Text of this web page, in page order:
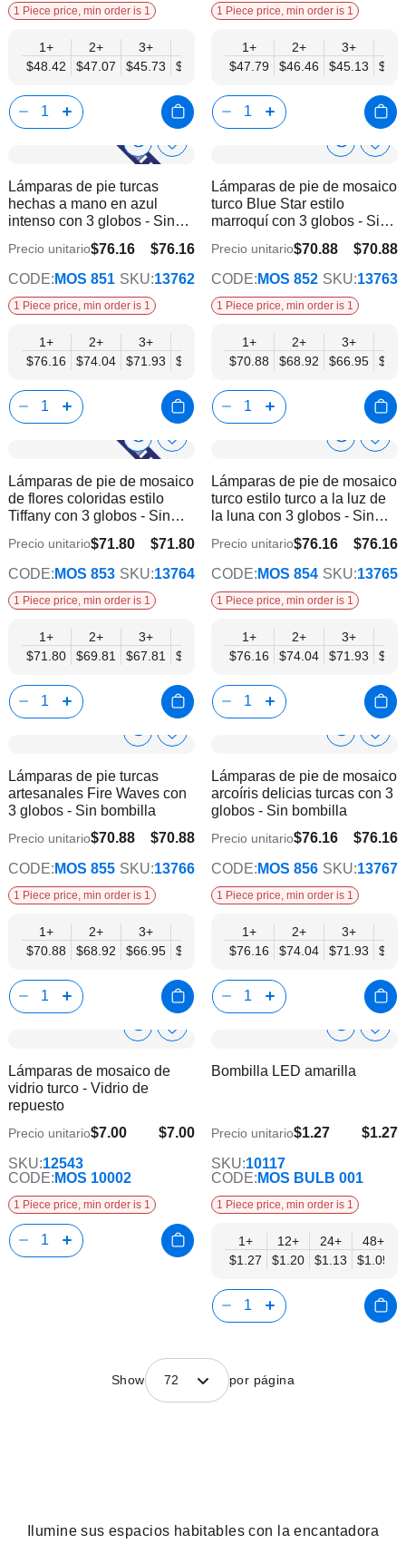
1 Piece price, min order is 1
1+
$48.42
2+
$47.07
3+
$45.73
$44.38
9+
$43.04
12+
$41.70
15+
$40.35
1 Piece price, min order is 1
1+
$47.79
2+
$46.46
3+
$45.13
Show
Info
Añadir
de
deseos
Lámparas de pie turcas
hechas a mano en azul
intenso con 3 globos - Sin
$76.16
$59.23
Precio unitario$76.16
CODE: MOS 851 SKU:13762
1 Piece price, min order is 1
1+
$76.16
2+
$74.04
3+
$71.93
$69.81
9+
$67.70
12+
$65.58
15+
$63.47
Show
Info la
de
Lámparas de pie de mosaico
turco Blue Star estilo
marroquí con 3 globos - Sin
$70.88
$55.13
Precio unitario$70.88
CODE: MOS 852 SKU:13763
1 Piece price, min order is 1
1+
$70.88
2+
$68.92
3+
$66.95
Show
Info
Añadir
la
de
deseos
Lámparas de pie de mosaico
de flores coloridas estilo
Tiffany con 3 globos - Sin
$71.80
$55.85
Precio unitario$71.80
CODE: MOS 853 SKU:13764
1 Piece price, min order is 1
1+
$71.80
2+
$69.81
3+
$67.81
$65.82
9+
$63.82
12+
$61.83
15+
$59.84
Show
Info la
lista
de
Lámparas de pie de mosaico
turco estilo turco a la luz de
la luna con 3 globos - Sin
$76.16
$59.23
Precio unitario$76.16
CODE: MOS 854 SKU:13765
1 Piece price, min order is 1
1+
$76.16
2+
$74.04
3+
$71.93
Show
Info
Añadir
lista
deseos
Lámparas de pie turcas
artesanales Fire Waves con
3 globos - Sin bombilla
$70.88
$55.13
Precio unitario$70.88
CODE: MOS 855 SKU:13766
1 Piece price, min order is 1
1+
$70.88
2+
$68.92
3+
$66.95
$64.98
9+
$63.01
12+
$61.04
15+
$59.07
Show
Info la
lista
Lámparas de pie de mosaico
arcoíris delicias turcas con 3
globos - Sin bombilla
$76.16
$59.23
Precio unitario$76.16
CODE: MOS 856 SKU:13767
1 Piece price, min order is 1
1+
$76.16
2+
$74.04
3+
$71.93
Show
Info
Añadir
deseos
Lámparas de mosaico de
vidrio turco - Vidrio de
repuesto
$7.00
Precio unitario$7.00
CODE: MOS 10002
SKU:12543
1 Piece price, min order is 1
Show
Info
Bombilla LED amarilla
$1.27
$1.05
Precio unitario$1.27
CODE: MOS BULB 001
SKU:10117
1 Piece price, min order is 1
1+
$1.27
12+
$1.20
24+
$1.13
48+
$1.05
Show 72 por página
Ilumine sus espacios habitables con la encantadora